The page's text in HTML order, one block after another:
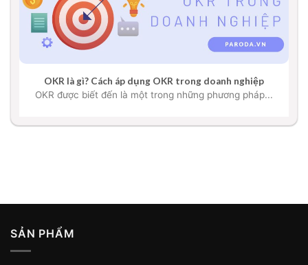
OKR là gì? Cách áp dụng OKR trong doanh nghiệp
OKR được biết đến là một trong những phương pháp...
SẢN PHẨM